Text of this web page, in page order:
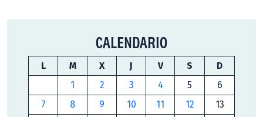
CALENDARIO
L M X J V S
D
1
2 3 4 5
6
7
8 9 10 11 12
13